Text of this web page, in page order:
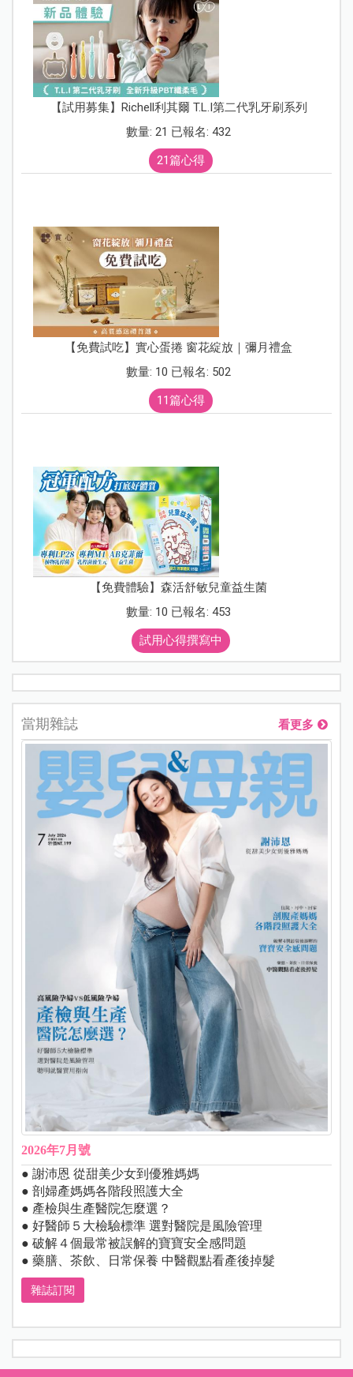
【試用募集】Richell利其爾 T.L.I第二代乳牙刷系列
數量: 21 已報名: 432
21篇心得
【免費試吃】實心蛋捲 窗花綻放｜彌月禮盒
數量: 10 已報名: 502
11篇心得
【免費體驗】森活舒敏兒童益生菌
數量: 10 已報名: 453
試用心得撰寫中
當期雜誌 看更多
2026年7月號
● 謝沛恩 從甜美少女到優雅媽媽
● 剖婦產媽媽各階段照護大全
● 產檢與生產醫院怎麼選？
● 好醫師５大檢驗標準 選對醫院是風險管理
● 破解４個最常被誤解的寶寶安全感問題
● 藥膳、茶飲、日常保養 中醫觀點看產後掉髮
雜誌訂閱